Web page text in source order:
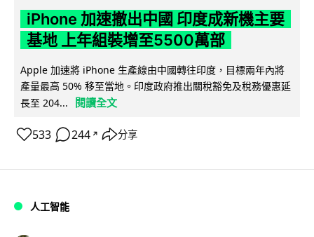
iPhone 加速撤出中國 印度成新機主要
基地 上年組裝增至5500萬部
Apple 加速將 iPhone 生產線由中國轉往印度，目標兩年內將
產量最高 50% 移至當地。印度政府推出關稅豁免及稅務優惠延
長至 204...
閱讀全文
533 244 ↗ 分享
人工智能